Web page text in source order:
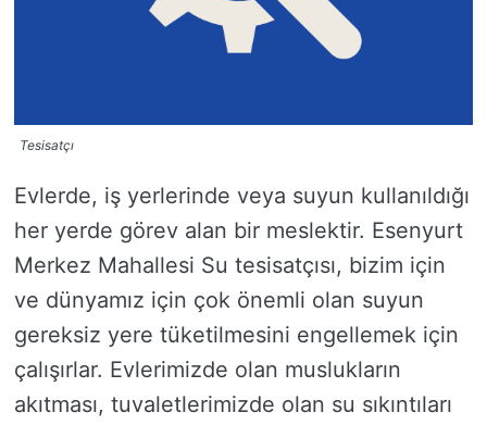
Tesisatçı
Evlerde, iş yerlerinde veya suyun kullanıldığı
her yerde görev alan bir meslektir. Esenyurt
Merkez Mahallesi Su tesisatçısı, bizim için
ve dünyamız için çok önemli olan suyun
gereksiz yere tüketilmesini engellemek için
çalışırlar. Evlerimizde olan muslukların
akıtması, tuvaletlerimizde olan su sıkıntıları